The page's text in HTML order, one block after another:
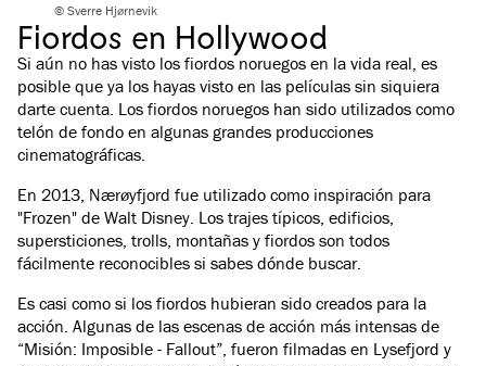
© Sverre Hjørnevik
Fiordos en Hollywood
Si aún no has visto los fiordos noruegos en la vida real, es
posible que ya los hayas visto en las películas sin siquiera
darte cuenta. Los fiordos noruegos han sido utilizados como
telón de fondo en algunas grandes producciones
cinematográficas.
En 2013, Nærøyfjord fue utilizado como inspiración para
"Frozen" de Walt Disney. Los trajes típicos, edificios,
supersticiones, trolls, montañas y fiordos son todos
fácilmente reconocibles si sabes dónde buscar.
Es casi como si los fiordos hubieran sido creados para la
acción. Algunas de las escenas de acción más intensas de
“Misión: Imposible - Fallout”, fueron filmadas en Lysefjord y